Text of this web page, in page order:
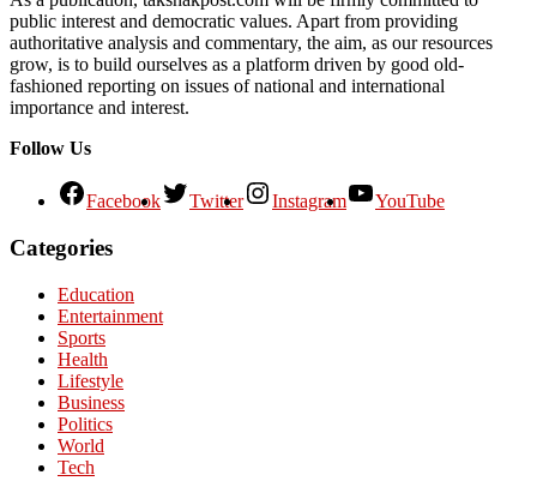
public interest and democratic values. Apart from providing
authoritative analysis and commentary, the aim, as our resources
grow, is to build ourselves as a platform driven by good old-
fashioned reporting on issues of national and international
importance and interest.
Follow Us
Facebook Twitter Instagram YouTube
Categories
Education
Entertainment
Sports
Health
Lifestyle
Business
Politics
World
Tech